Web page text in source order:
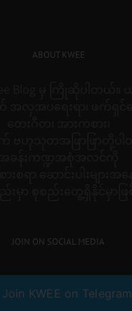
ABOUT KWEE
JOIN ON SOCIAL MEDIA
Join KWEE on Telegram